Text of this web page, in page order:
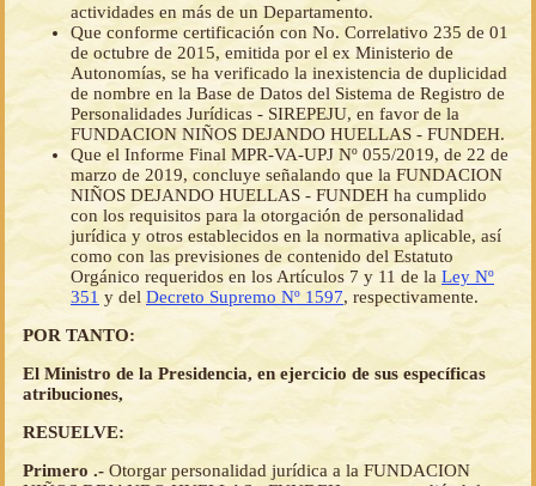
actividades en más de un Departamento.
Que conforme certificación con No. Correlativo 235 de 01
de octubre de 2015, emitida por el ex Ministerio de
Autonomías, se ha verificado la inexistencia de duplicidad
de nombre en la Base de Datos del Sistema de Registro de
Personalidades Jurídicas - SIREPEJU, en favor de la
FUNDACION NIÑOS DEJANDO HUELLAS - FUNDEH.
Que el Informe Final MPR-VA-UPJ Nº 055/2019, de 22 de
marzo de 2019, concluye señalando que la FUNDACION
NIÑOS DEJANDO HUELLAS - FUNDEH ha cumplido
con los requisitos para la otorgación de personalidad
jurídica y otros establecidos en la normativa aplicable, así
como con las previsiones de contenido del Estatuto
Orgánico requeridos en los Artículos 7 y 11 de la Ley Nº
351 y del Decreto Supremo Nº 1597, respectivamente.
POR TANTO:
El Ministro de la Presidencia, en ejercicio de sus específicas
atribuciones,
RESUELVE:
Primero .- Otorgar personalidad jurídica a la FUNDACION